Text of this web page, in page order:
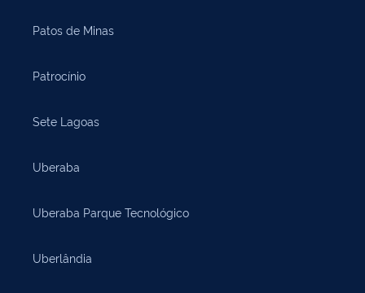
Patos de Minas
Patrocínio
Sete Lagoas
Uberaba
Uberaba Parque Tecnológico
Uberlândia